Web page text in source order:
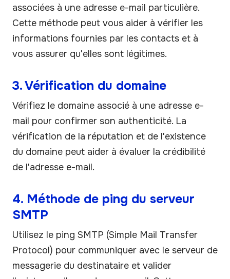
associées à une adresse e-mail particulière.
Cette méthode peut vous aider à vérifier les
informations fournies par les contacts et à
vous assurer qu'elles sont légitimes.
3. Vérification du domaine
Vérifiez le domaine associé à une adresse e-
mail pour confirmer son authenticité. La
vérification de la réputation et de l'existence
du domaine peut aider à évaluer la crédibilité
de l'adresse e-mail.
4. Méthode de ping du serveur
SMTP
Utilisez le ping SMTP (Simple Mail Transfer
Protocol) pour communiquer avec le serveur de
messagerie du destinataire et valider